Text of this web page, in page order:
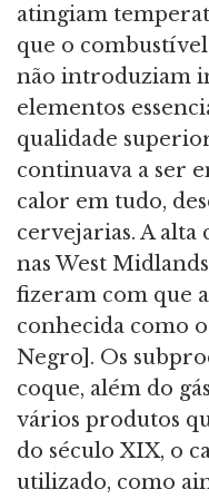
atingiam
que o
não introduziam
elementos
qualidade
continuava a ser
calor em tudo,
cervejarias. A alta
nas West
fizeram com que
conhecida como
Negro]. Os
coque, além do
vários produtos
do século XIX, o
utilizado, como